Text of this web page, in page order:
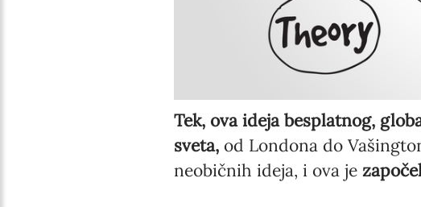
Tek, ova ideja besplatnog,
sveta,od Londona do
neobičnih ideja, i ova je